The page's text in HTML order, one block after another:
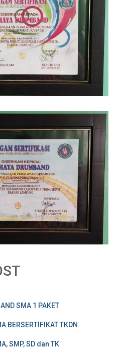
SMA 1 PAKET
BERSERTIFIKAT TKDN
SMP, SD dan TK